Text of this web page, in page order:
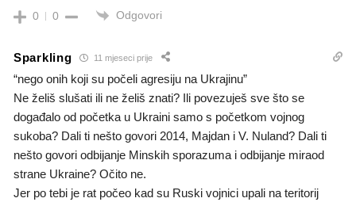
0 0 Odgovori
Sparkling 11 mjeseci prije
“nego onih koji su počeli agresiju na Ukrajinu”
Ne želiš slušati ili ne želiš znati? Ili povezuješ sve što se
događalo od početka u Ukraini samo s početkom vojnog
sukoba? Dali ti nešto govori 2014, Majdan i V. Nuland? Dali ti
nešto govori odbijanje Minskih sporazuma i odbijanje miraod
strane Ukraine? Očito ne.
Jer po tebi je rat počeo kad su Ruski vojnici upali na teritorij